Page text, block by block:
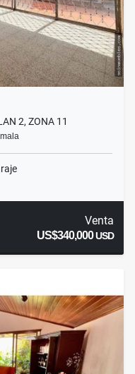
2, ZONA 11
Venta
US$340,000USD